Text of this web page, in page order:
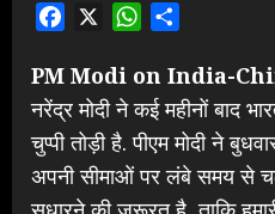
Facebook WhatsApp
PM Modi on India-
नरेंद्र मोदी ने कई महीनों बाद
चुप्पी तोड़ी है. पीएम मोदी ने
अपनी सीमाओं पर लंबे समय से